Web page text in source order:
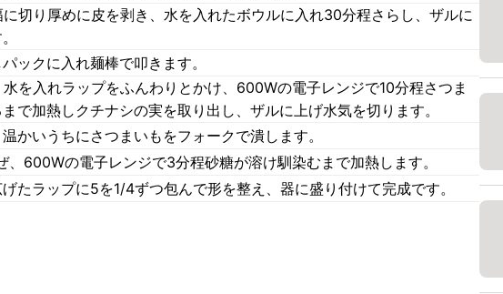
切り厚めに皮を剥き、水を入れたボウルに入れ30分程さらし、ザルに
ックに入れ麺棒で叩きます。
を入れラップをふんわりとかけ、600Wの電子レンジで10分程さつま
で加熱しクチナシの実を取り出し、ザルに上げ水気を切ります。
かいうちにさつまいもをフォークで潰します。
、600Wの電子レンジで3分程砂糖が溶け馴染むまで加熱します。
たラップに5を1/4ずつ包んで形を整え、器に盛り付けて完成です。